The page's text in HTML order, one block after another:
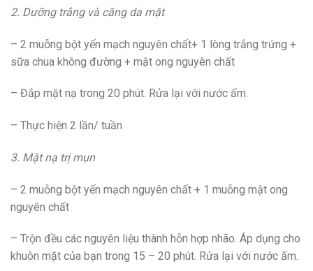
2. Dưỡng trắng và căng da mặt
– 2 muỗng bột yến mạch nguyên chất+ 1 lòng trắng trứng +
sữa chua không đường + mật ong nguyên chất
– Đắp mặt nạ trong 20 phút. Rửa lại với nước ấm.
– Thực hiện 2 lần/ tuần
3. Mặt nạ trị mụn
– 2 muỗng bột yến mạch nguyên chất + 1 muỗng mật ong
nguyên chất
– Trộn đều các nguyên liệu thành hỗn hợp nhão. Áp dụng cho
khuôn mặt của bạn trong 15 – 20 phút. Rửa lại với nước ấm.